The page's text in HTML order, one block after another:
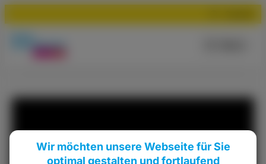
Wir möchten unsere Webseite für Sie
optimal gestalten und fortlaufend